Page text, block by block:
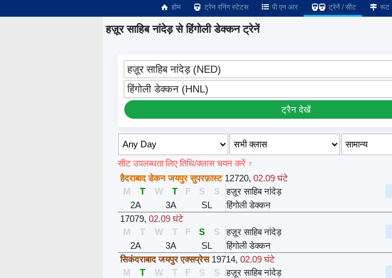
होम ट्रेन रनिंग स्टेटस पी एन आर ट्रेनें / सीट रूट
हज़ूर साहिब नांदेड़ से हिंगोली डेक्कन ट्रेनें
हज़ूर साहिब नांदेड़ (NED)
हिंगोली डेक्कन (HNL)
ट्रैन देखें
सीट उपलब्धता लिए तिथि/क्लास चयन करें ↑
हैदराबाद डेकन जयपुर सुपरफ़ास्ट 12720, 02.09 घंटे
M
T W T F S S हज़ूर साहिब नांदेड़
2A
3A SL हिंगोली डेक्कन
17079, 02.09 घंटे
M
T W T F S S हज़ूर साहिब नांदेड़
2A
3A SL हिंगोली डेक्कन
सिकंदराबाद जयपुर एक्सप्रेस 19714, 02.09 घंटे
M
T W T F S S हज़ूर साहिब नांदेड़